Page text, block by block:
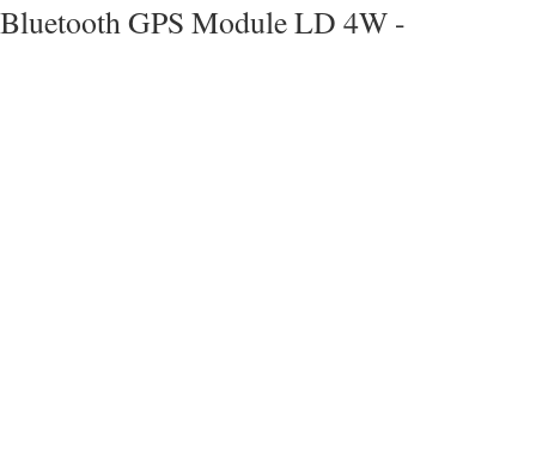
Bluetooth GPS Module LD 4W -